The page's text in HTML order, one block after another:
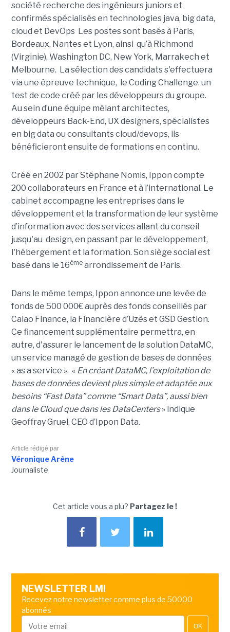
société recherche des ingénieurs juniors et
confirmés spécialisés en technologies java, big data,
cloud et DevOps Les postes sont basés à Paris,
Bordeaux, Nantes et Lyon, ainsi qu’à Richmond
(Virginie), Washington DC, New York, Marrakech et
Melbourne. La sélection des candidats s'effectuera
via une épreuve technique, le Coding Challenge. un
test de code créé par les développeurs du groupe.
Au sein d’une équipe mêlant architectes,
développeurs Back-End, UX designers, spécialistes
en big data ou consultants cloud/devops, ils
bénéficieront ensuite de formations en continu.
Créé en 2002 par Stéphane Nomis, Ippon compte
200 collaborateurs en France et à l’international. Le
cabinet accompagne les entreprises dans le
développement et la transformation de leur système
d’information avec des services allant du conseil
jusqu'au design, en passant par le développement,
l'hébergement et la formation. Son siège social est
basé dans le 16èmearrondissement de Paris.
Dans le même temps, Ippon annonce une levée de
fonds de 500 000€ auprès des fonds conseillés par
Calao Finance, la Financière d’Uzès et GSD Gestion.
Ce financement supplémentaire permettra, en
autre, d'assurer le lancement de la solution DataMC,
un service managé de gestion de bases de données
« as a service ». « En créant DataMC, l’exploitation de
bases de données devient plus simple et adaptée aux
besoins “Fast Data” comme “Smart Data”, aussi bien
dans le Cloud que dans les DataCenters» indique
Geoffray Gruel, CEO d’Ippon Data.
Article rédigé par
Véronique Arène
Journaliste
Cet article vous a plu? Partagez le !
NEWSLETTER LMI
Recevez notre newsletter comme plus de 50000
abonnés
OK